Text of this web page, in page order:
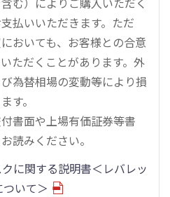
払いいただきます。ただ
おいても、お客様との合意
ただくことがあります。外
為替相場の変動等により損
す。
書面や上場有価証券等書
読みください。
に関する説明書＜レバレッ
いて＞